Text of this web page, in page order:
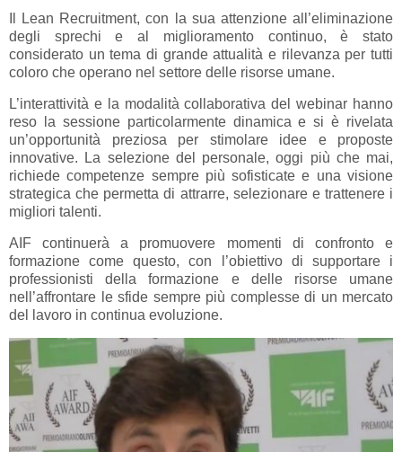
Il Lean Recruitment, con la sua attenzione all’eliminazione
degli sprechi e al miglioramento continuo, è stato
considerato un tema di grande attualità e rilevanza per tutti
coloro che operano nel settore delle risorse umane.
L’interattività e la modalità collaborativa del webinar hanno
reso la sessione particolarmente dinamica e si è rivelata
un’opportunità preziosa per stimolare idee e proposte
innovative. La selezione del personale, oggi più che mai,
richiede competenze sempre più sofisticate e una visione
strategica che permetta di attrarre, selezionare e trattenere i
migliori talenti.
AIF continuerà a promuovere momenti di confronto e
formazione come questo, con l’obiettivo di supportare i
professionisti della formazione e delle risorse umane
nell’affrontare le sfide sempre più complesse di un mercato
del lavoro in continua evoluzione.